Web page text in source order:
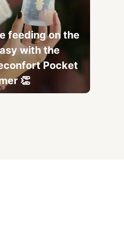
feeding on the
with the
Pocket
👏